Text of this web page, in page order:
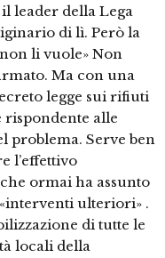
leader della Lega
di lì. Però la
li vuole» Non
Ma con una
legge sui rifiuti
rispondente alle
problema. Serve ben
l’effettivo
ormai ha assunto
ulteriori» .
di tutte le
locali della